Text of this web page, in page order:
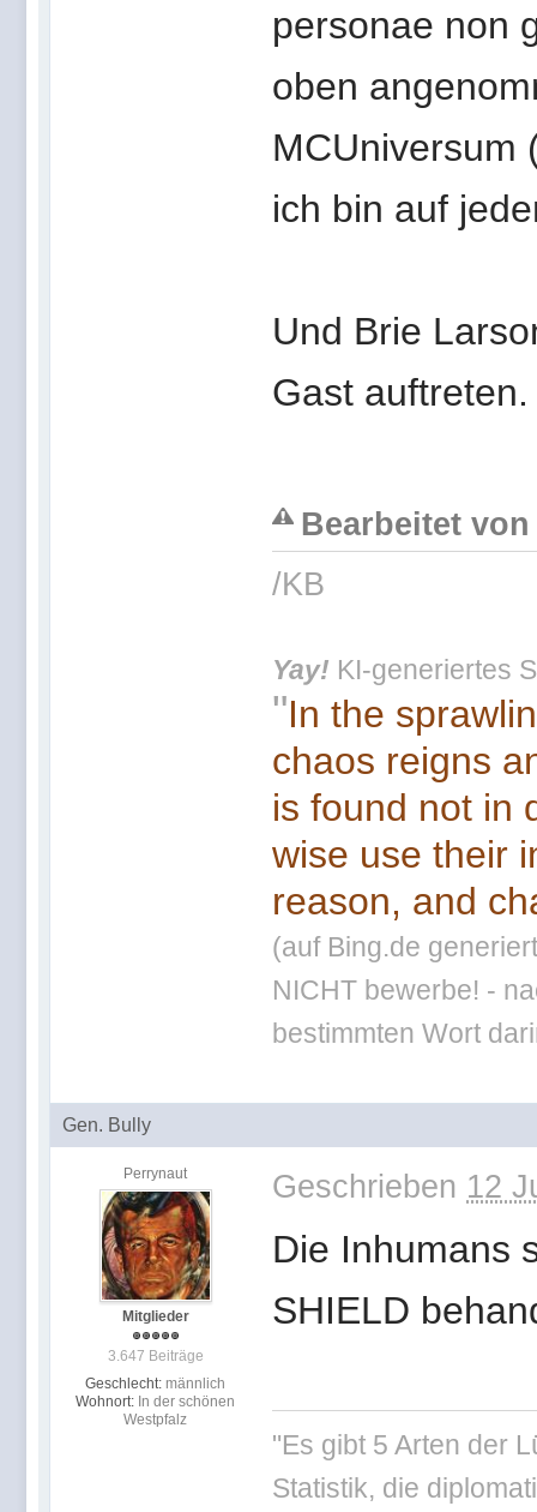
personae non
oben
MCUniversum
ich bin auf
Und Brie
Gast
Bearbeitet
/KB
Yay! KI-generiertes
"In the
chaos reigns
is found not in
wise use their
reason, and
(auf Bing.de
NICHT bewerbe! -
bestimmten Wort
Gen. Bully
Perrynaut
Mitglieder
3.647 Beiträge
Geschlecht: männlich
Wohnort: In der schönen
Westpfalz
Geschrieben 12
Die Inhumans
SHIELD
"Es gibt 5 Arten der
Statistik, die